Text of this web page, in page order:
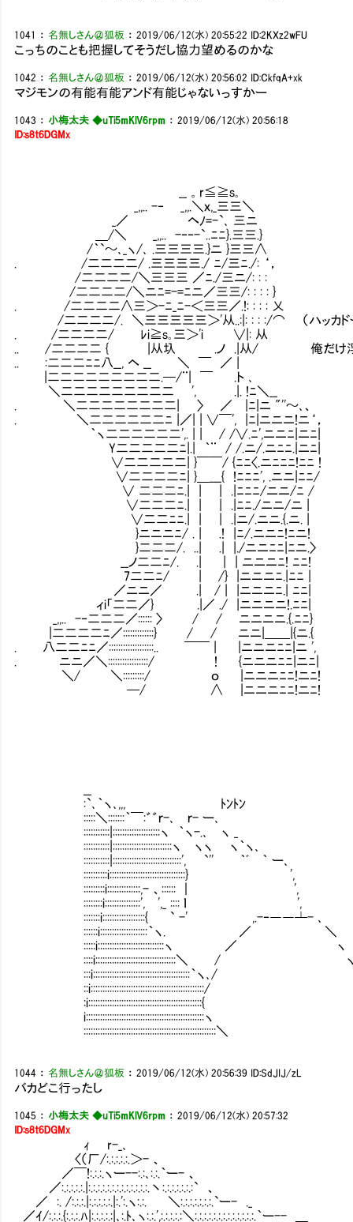
1041 ： 名無しさん＠狐板 ：2019/06/12(水) 20:55:22 ID:2KXz2wFU
こっちのことも把握してそうだし協力望めるのかな
1042 ： 名無しさん＠狐板 ：2019/06/12(水) 20:56:02 ID:CkfqA+xk
マジモンの有能有能アンド有能じゃないっすかー
1043 ： 小梅太夫 ◆uTi5mKlV6rpm ：2019/06/12(水) 20:56:18
ID:s8t6DGMx
__ 。r≦≧s｡
_,,.. -‐ _,,.＼ｘ,_三三＼
_／ ヘﾉ=-`､ 三ニ
＿/＼ _,,.. -‐‐-`..ﾆﾆ}.三三.}
/｀`～､_ヽ/､ .三三三三.}ニ }三三∧
. /二二二二/ .三三三三./ ﾆ/三ﾆ./: ‘，
/二二二二/＼三三三 ／ﾆ./三ニ/: : :
/二二二二/＼ニﾆ=-=ﾆニ／三三/: : : : }
. /二二二二∧三＞-ﾆ_ﾆ-＜三三／.!: : : : 乂
/二二二二/. ＼三三三三三＞'从..:|: : : :/⌒ （ハッカドール
. /二二二二/ ﾚi≧s｡三＞'i ∨|: 从
.. /二二二二 { |从圦 .ノ .|从/ 俺だけ浮いちまっ
.. :二二二ﾆﾆ八__, ヘ __ ＼ ￣ ／ |
|二二二二二二二二二.─/¨| ￣ .ト ､
＼二二二二二二二二二 ', .|. !ﾆ＼__
. ＼二二二二二二二二| 〉 ／ |ﾆ|ニ "''～､、
. ＼二二二二二二ﾆ |／| | ∨￣', |ﾆ|ニニニ!ニ‘，
｀ヽ二二二二二二',. | | / /∨.ﾆ',ニニﾆ|ニﾆ|
Y二二二二二ﾆ|.| ｀¨ / /.ニ/.ニﾆﾆ.|ニﾆ|
∨二二二二二| }￣￣/ {ﾆﾆ〈.ニﾆﾆﾆ!ﾆﾆ !
∨二二二二ﾆ| }＿___{ !ﾆﾆﾆ', .ニニ|ﾆﾆ/
∨ 二二二ﾆ.| | | .|ﾆﾆﾆ/ニニ/ﾆ /
∨二二二ﾆ.| | | .|ﾆﾆ./ニニ/ニ |
∨二二ﾆﾆ.| | | .|ニ/.ニニ.{.ニ. |
}ニニニﾆ/ . | .! |ﾆ/.ニニﾆ!ﾆニ!
}二二二/. ..| .| |./ニニﾆﾆ|ﾆニ.〉
__ノ二二ﾆ/. .| | | ニニニﾆ! ﾆﾆ!
7二二ﾆ/ | /} |ニニニﾆ.|ﾆﾆ |
／ニニ／ .| / | |ニニニﾆ.| ﾆﾆ|
ィi「二二／} .|／ ./ |ニニニニ!.ﾆﾆ|
_,,.. -‐二二二／:::::: 〉 / / ニニニニ.{.ﾆﾆ}
|二二二二ﾆ／:::::::::::::} / / ニニ|＿＿|{ニ.{
. 八二二ﾆﾆ／:::::::::::::::::::.. ￣￣ | |ニニニﾆﾆ|ニ ',
. ニニ／＼:::::::::::::::::/ ! {ニニニﾆﾆ|ニﾆ|
＼/ ＼:::::::::/ ｏ |ニニニﾆﾆ!ニﾆ!
─/ ∧ |ニニニﾆﾆ!ニﾆ!
:`､｀ヽ､,,, ﾄﾝﾄﾝ
:::::＼:::::::｀￣:゛゛ｒ-､ ｒ- ー､
:::::::::::|::::::::::::::::::::ヽ ｀ヽ-.､ ヽ _
:::::::::::|:::::::::::::::::::::::::ヽ ヽヽ ヽ｀ヽ､
:::::::::::|:::::::::::::::::::::::::::::', `'' ｀ﾞ ｀ ー､
::::::::::i::::::::::::::::::::::::::::::::} ',
:::::::::i::::::::::::::,- 、:::::: ｜ ',
::::::::i:::::::::::::::', ',_ :::: ｌ ',
:::::::i::::::::::::::::::{ ` -' ,.-‐――┴- ､
::::::i::::::::::::::::::::｀ヽ. ／ ＼
:::::i::::::::::::::::::::::::::::ヽ ／ ヽ
::::i::::::::::::::::::::::::::::::::::＼ /
:::i:::::::::::::::::::::::::::::::::::::::::｀ヽ､/
1044 ： 名無しさん＠狐板 ：2019/06/12(水) 20:56:39 ID:SdJIJ/zL
バカどこ行ったし
1045 ： 小梅太夫 ◆uTi5mKlV6rpm ：2019/06/12(水) 20:57:32
ID:s8t6DGMx
ｨ r-_､
〈（厂/:.:.:.:.:.＞- 、
／￣!:.:.:.ヽー--:.:､:.:.｀ー- 、
／:.:.:.:.:.|:.:.:.:.:.:.:.:.:.:.:.:.:.丶:.:.:.:.:.:.:` 、
／ :. /:.:.:.|:.:.:.:.:.|:.':.ヽ:.:. ＼:.:.:.:.:.:.:.`ー- ._
／ｲ/:.:.:.{:.:.:.ﾊ|:.:.:.:.:|､:.ﾄ､ヽ:.:.',:.:.:.:.:＼:.:.:.:.:.:.:.:.:.:.:.:.:.｀ー--